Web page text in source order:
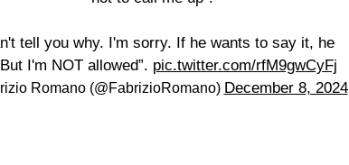
tell you why. I'm sorry. If he wants to say it, he
I'm NOT allowed”. pic.twitter.com/rfM9gwCyFj
Romano (@FabrizioRomano) December 8, 2024